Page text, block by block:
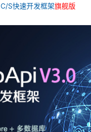
C/S快速开发框架旗舰版